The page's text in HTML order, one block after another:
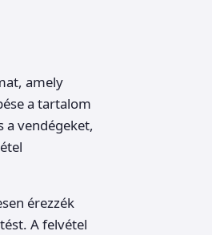
amely
a tartalom
a vendégeket,
érezzék
A felvétel